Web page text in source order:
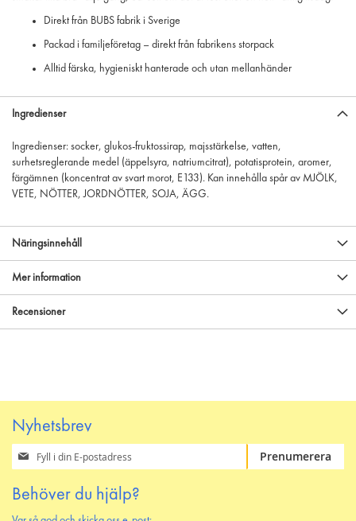
Direkt från BUBS fabrik i Sverige
Packad i familjeföretag – direkt från fabrikens storpack
Alltid färska, hygieniskt hanterade och utan mellanhänder
Ingredienser
Ingredienser: socker, glukos-fruktossirap, majsstärkelse, vatten,
surhetsreglerande medel (äppelsyra, natriumcitrat), potatisprotein, aromer,
färgämnen (koncentrat av svart morot, E133). Kan innehålla spår av MJÖLK,
VETE, NÖTTER, JORDNÖTTER, SOJA, ÄGG.
Näringsinnehåll
Mer information
Recensioner
Nyhetsbrev
Prenumerera
på
nyhetsbrev
Prenumerera
Behöver du hjälp?